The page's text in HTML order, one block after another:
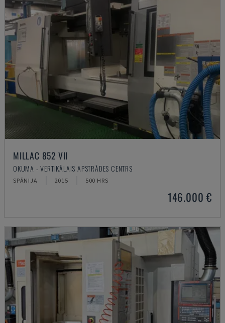
MILLAC 852 VII
OKUMA - VERTIKĀLAIS APSTRĀDES CENTRS
SPĀNIJA 2015 500 HRS
146.000 €